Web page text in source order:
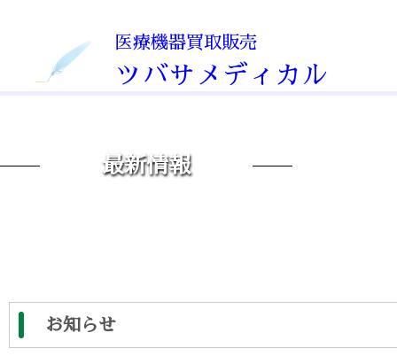
医療機器買取販売
ツバサメディカル
Service
Company
最新情報
お知らせ